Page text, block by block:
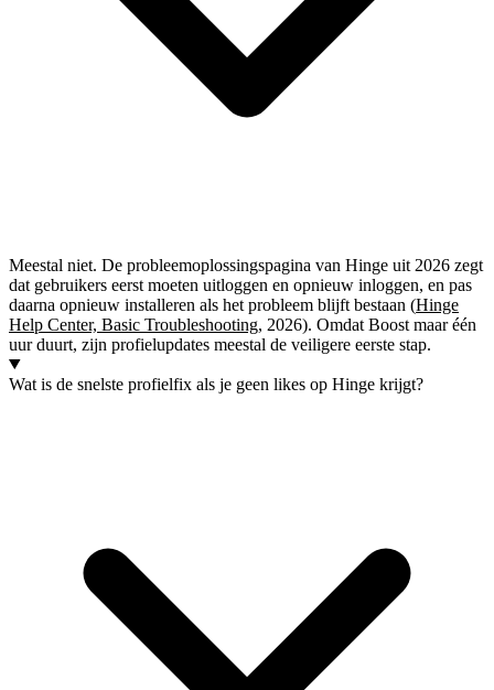
Meestal niet. De probleemoplossingspagina van Hinge uit 2026 zegt
dat gebruikers eerst moeten uitloggen en opnieuw inloggen, en pas
daarna opnieuw installeren als het probleem blijft bestaan (Hinge
Help Center, Basic Troubleshooting, 2026). Omdat Boost maar één
uur duurt, zijn profielupdates meestal de veiligere eerste stap.
Wat is de snelste profielfix als je geen likes op Hinge krijgt?